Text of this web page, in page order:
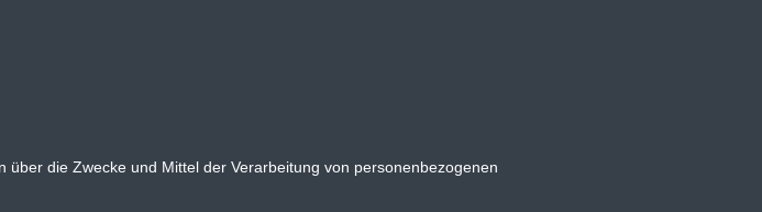
die Zwecke und Mittel der Verarbeitung von personenbezogenen